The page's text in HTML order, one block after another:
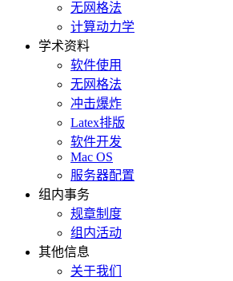
无网格法
计算动力学
学术资料
软件使用
无网格法
冲击爆炸
Latex排版
软件开发
Mac OS
服务器配置
组内事务
规章制度
组内活动
其他信息
关于我们